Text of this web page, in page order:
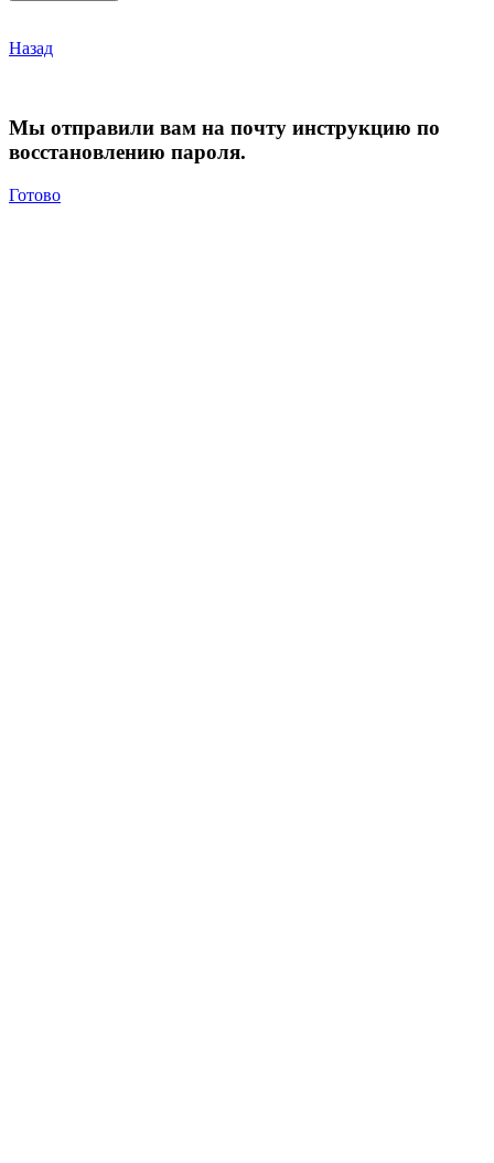
Назад
Мы отправили вам на почту инструкцию по
восстановлению пароля.
Готово